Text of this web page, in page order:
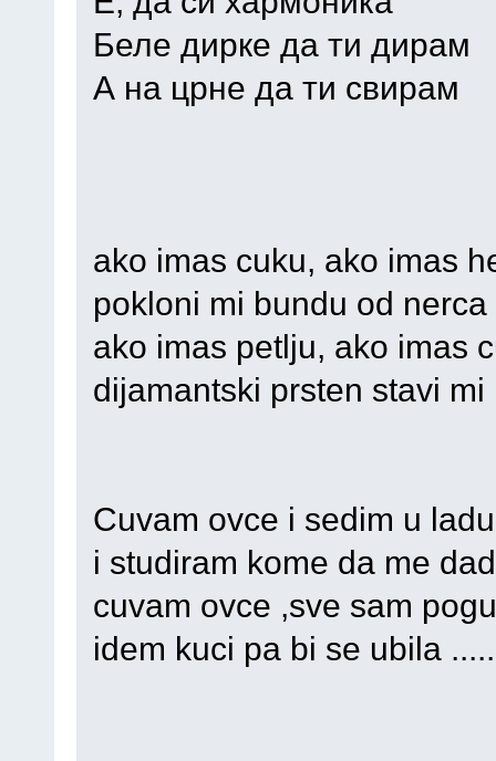
Беле дирке да ти дирам
А на црне да ти свирам
ako imas cuku, ako imas
pokloni mi bundu od nerca
ako imas petlju, ako imas
dijamantski prsten stavi mi
Cuvam ovce i sedim u ladu
i studiram kome da me
cuvam ovce ,sve sam
idem kuci pa bi se ubila